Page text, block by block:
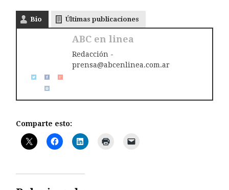
Bio Últimas publicaciones
ABC en linea
Redacción -
prensa@abcenlinea.com.ar
Comparte esto: